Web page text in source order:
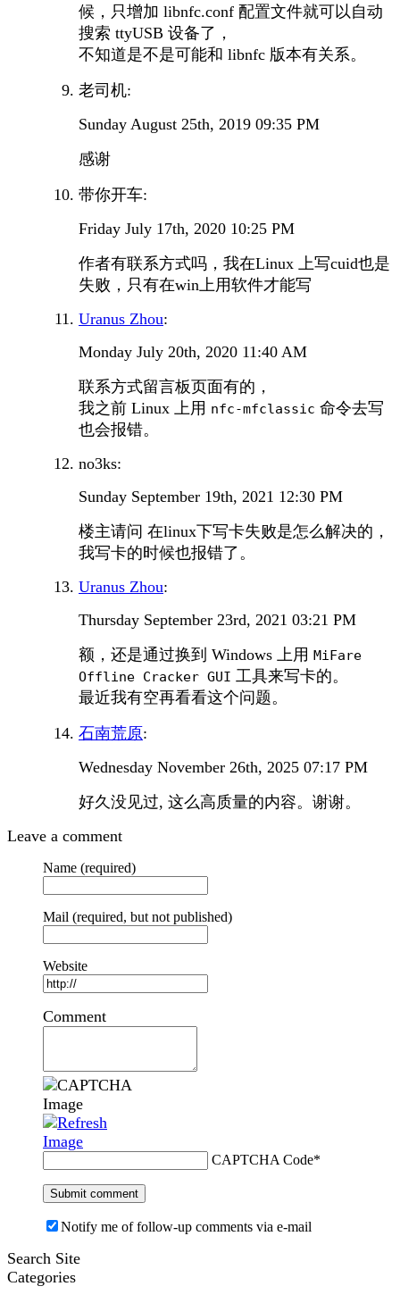
候，只增加 libnfc.conf 配置文件就可以自动
搜索 ttyUSB 设备了，
不知道是不是可能和 libnfc 版本有关系。
老司机:
Sunday August 25th, 2019 09:35 PM
感谢
带你开车:
Friday July 17th, 2020 10:25 PM
作者有联系方式吗，我在Linux 上写cuid也是
失败，只有在win上用软件才能写
Uranus Zhou:
Monday July 20th, 2020 11:40 AM
联系方式留言板页面有的，
我之前 Linux 上用 nfc-mfclassic 命令去写
也会报错。
no3ks:
Sunday September 19th, 2021 12:30 PM
楼主请问 在linux下写卡失败是怎么解决的，
我写卡的时候也报错了。
Uranus Zhou:
Thursday September 23rd, 2021 03:21 PM
额，还是通过换到 Windows 上用
MiFare
Offline Cracker GUI 工具来写卡的。
最近我有空再看看这个问题。
石南荒原:
Wednesday November 26th, 2025 07:17 PM
好久没见过, 这么高质量的内容。谢谢。
Leave a comment
Name (required)
Mail (required, but not published)
Website
Comment
CAPTCHA Code*
Notify me of follow-up comments via e-mail
Search Site
Categories